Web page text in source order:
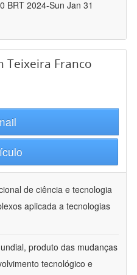
BRT 2024-Sun Jan 31
Teixeira Franco
de ciência e tecnologia
aplicada a tecnologias
produto das mudanças
tecnológico e